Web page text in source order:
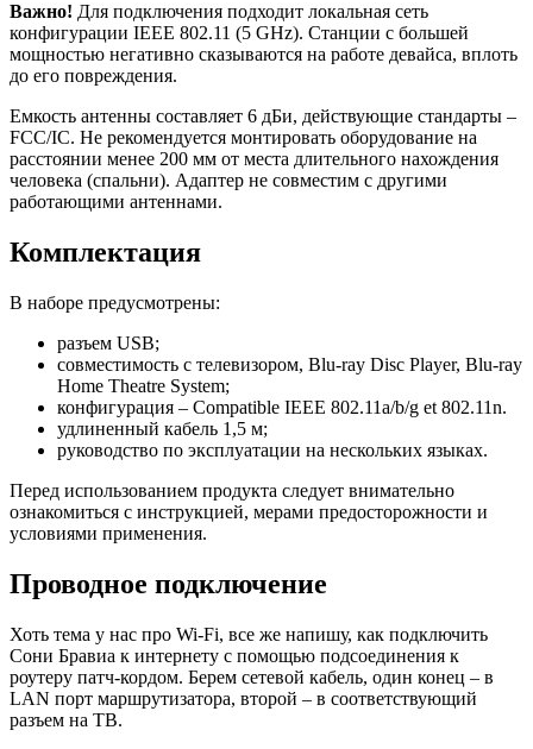
Важно! Для подключения подходит локальная сеть
конфигурации IEEE 802.11 (5 GHz). Станции с большей
мощностью негативно сказываются на работе девайса, вплоть
до его повреждения.
Емкость антенны составляет 6 дБи, действующие стандарты –
FCC/IC. Не рекомендуется монтировать оборудование на
расстоянии менее 200 мм от места длительного нахождения
человека (спальни). Адаптер не совместим с другими
работающими антеннами.
Комплектация
В наборе предусмотрены:
разъем USB;
совместимость с телевизором, Blu-ray Disc Player, Blu-ray
Home Theatre System;
конфигурация – Compatible IEEE 802.11a/b/g et 802.11n.
удлиненный кабель 1,5 м;
руководство по эксплуатации на нескольких языках.
Перед использованием продукта следует внимательно
ознакомиться с инструкцией, мерами предосторожности и
условиями применения.
Проводное подключение
Хоть тема у нас про Wi-Fi, все же напишу, как подключить
Сони Бравиа к интернету с помощью подсоединения к
роутеру патч-кордом. Берем сетевой кабель, один конец – в
LAN порт маршрутизатора, второй – в соответствующий
разъем на ТВ.